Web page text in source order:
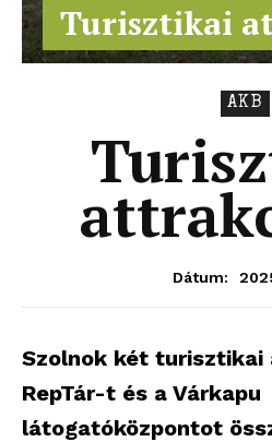
Turisztikai
AKB
Dátum:
Szolnok két
RepTár-t és a Várkapu
látogatóközpontot